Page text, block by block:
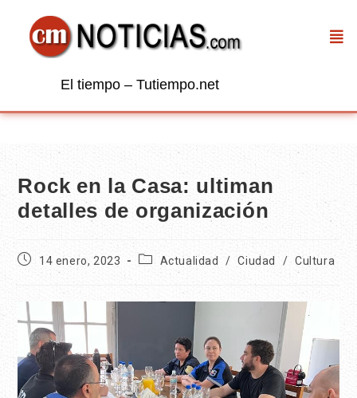
El tiempo – Tutiempo.net
Rock en la Casa: ultiman
detalles de organización
14 enero, 2023 Actualidad / Ciudad / Cultura